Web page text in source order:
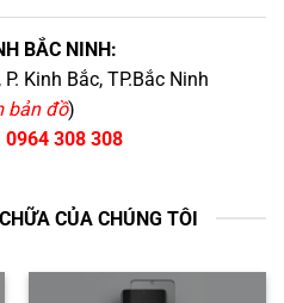
BẮC NINH:
Kinh Bắc, TP.Bắc Ninh
bản đồ)
0964 308 308
CỦA CHÚNG TÔI